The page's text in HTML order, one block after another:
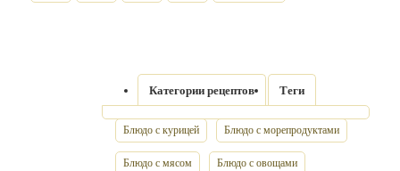
Категории рецептов Теги
Блюдо с курицей Блюдо с морепродуктами
Блюдо с мясом Блюдо с овощами